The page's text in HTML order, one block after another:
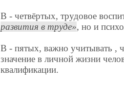
В - четвёртых, трудовое
развития в труде , но и
В - пятых, важно учитывать ,
значение в личной жизни
квалификации.